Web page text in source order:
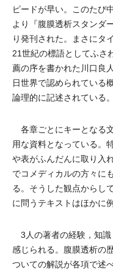
ピードが早い。このたび
より『腹膜透析スタンダ
り発刊された。まさにタ
21世紀の標語としてふさ
薦の序を書かれた川口良
日世界で認められている
論理的に記述されている。
各章ごとにキーとなる
用な資料となっている。
や表がふんだんに取り入
でコメディカルの方々に
る。そうした観点からし
に問うテキストはほかに
3人の著者の経験，知識
感じられる。腹膜透析の
ついての解説が各項で述